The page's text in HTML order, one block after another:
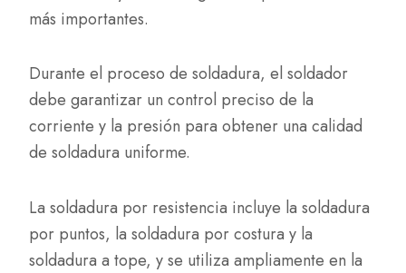
más importantes.
Durante el proceso de soldadura, el soldador
debe garantizar un control preciso de la
corriente y la presión para obtener una calidad
de soldadura uniforme.
La soldadura por resistencia incluye la soldadura
por puntos, la soldadura por costura y la
soldadura a tope, y se utiliza ampliamente en la